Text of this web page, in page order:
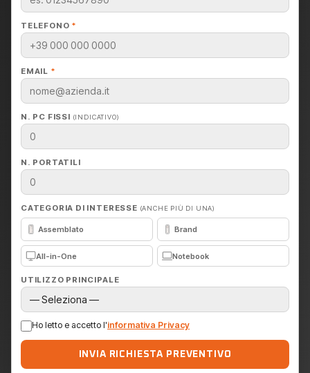
TELEFONO *
EMAIL *
N. PC FISSI (INDICATIVO)
N. PORTATILI
CATEGORIA DI INTERESSE (ANCHE PIÙ DI UNA)
Assemblato Brand
All-in-One Notebook
UTILIZZO PRINCIPALE
Ho letto e accetto l'informativa Privacy
INVIA RICHIESTA PREVENTIVO